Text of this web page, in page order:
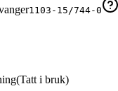
1103-15/744-0
(Tatt i bruk)